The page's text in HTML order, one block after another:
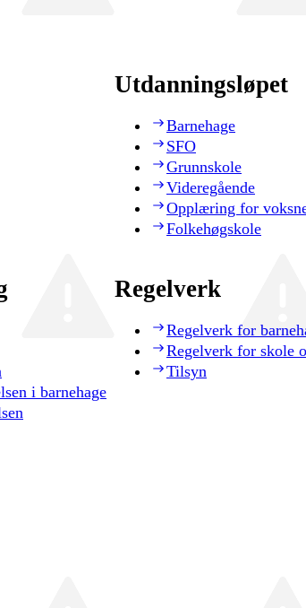
Utdanningsløpet
Barnehage
SFO
Grunnskole
Videregående
Opplæring for
Folkehøgskole
i barnehage
Regelverk
Regelverk for
Regelverk for skole
Tilsyn